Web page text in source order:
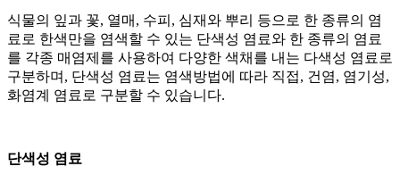
식물의 잎과 꽃, 열매, 수피, 심재와 뿌리 등으로 한 종류의 염
료로 한색만을 염색할 수 있는 단색성 염료와 한 종류의 염료
를 각종 매염제를 사용하여 다양한 색채를 내는 다색성 염료로
구분하며, 단색성 염료는 염색방법에 따라 직접, 건염, 염기성,
화염계 염료로 구분할 수 있습니다.
단색성 염료